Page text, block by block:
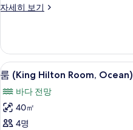
진
보
기
자세히 보기
스
Magic
Suite)
자
세
히
보
룸
(King
Hilton
Room,
Ocean)
6
룸 (King Hilton Room, Ocean)
바다 전망
40㎡
4명